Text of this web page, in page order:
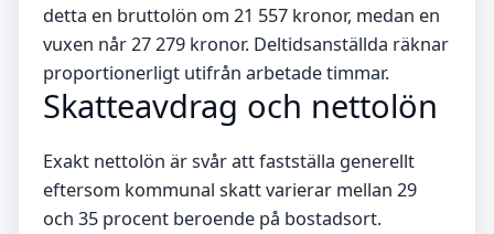
detta en bruttolön om 21 557 kronor, medan en
vuxen når 27 279 kronor. Deltidsanställda räknar
proportionerligt utifrån arbetade timmar.
Skatteavdrag och nettolön
Exakt nettolön är svår att fastställa generellt
eftersom kommunal skatt varierar mellan 29
och 35 procent beroende på bostadsort.